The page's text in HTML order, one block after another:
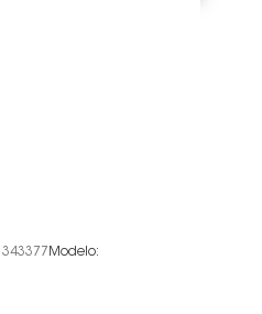
343377 Modelo: